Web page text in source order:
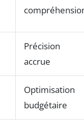
Précision
accrue
Optimisation
budgétaire